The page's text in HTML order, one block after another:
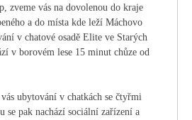
zveme vás na dovolenou do kraje
a do místa kde leží Máchovo
v chatové osadě Elite ve Starých
v borovém lese 15 minut chůze od
ubytování v chatkách se čtyřmi
se pak nachází sociální zařízení a